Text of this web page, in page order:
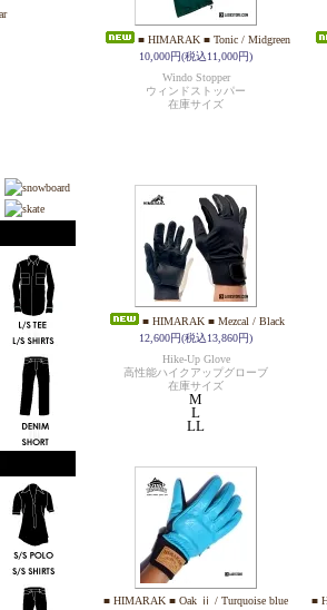
■ HIMARAK ■ Tonic / Midgreen
10,000円(税込11,000円)
Windo Stopper
ウィンドストッパー
在庫サイズ
■ HIMARAK ■ Mezcal / Black
12,600円(税込13,860円)
Hike-Up Glove
高性能ハイクアップグローブ
在庫サイズ
M
L
LL
■ HIMARAK ■ Oak ⅱ / Turquoise blue
■